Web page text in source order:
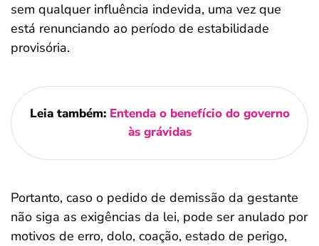
sem qualquer influência indevida, uma vez que
está renunciando ao período de estabilidade
provisória.
Leia também: Entenda o benefício do governo
às grávidas
Portanto, caso o pedido de demissão da gestante
não siga as exigências da lei, pode ser anulado por
motivos de erro, dolo, coação, estado de perigo,